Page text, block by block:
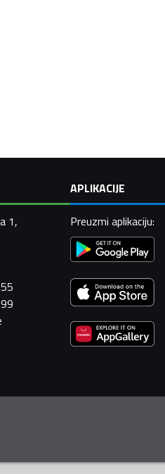
1,
APLIKACIJE
Preuzmi aplikaciju: